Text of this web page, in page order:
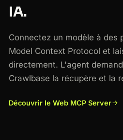
IA.
Connectez un modèle à des
Model Context Protocol et
directement. L'agent
Crawlbase la récupère et la
Découvrir le Web MCP Server